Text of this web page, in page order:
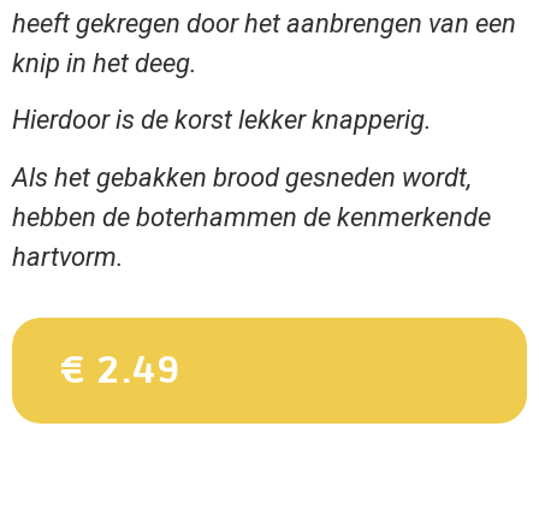
heeft gekregen door het aanbrengen van een
knip in het deeg.
Hierdoor is de korst lekker knapperig.
Als het gebakken brood gesneden wordt,
hebben de boterhammen de kenmerkende
hartvorm.
€ 2.49